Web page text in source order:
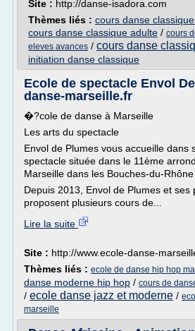
Site : http://danse-isadora.com
Thèmes liés : cours danse
cours danse classique adulte / cours
eleves avances / cours danse
initiation danse classique
Ecole de spectacle Envol
danse-marseille.fr
�?cole de danse à Marseille
Les arts du spectacle
Envol de Plumes vous accueille dans
spectacle située dans le 11ème
Marseille dans les Bouches-du-Rhône
Depuis 2013, Envol de Plumes et ses
proposent plusieurs cours de...
Lire la suite
Site : http://www.ecole-danse-
Thèmes liés : ecole de danse hip hop
danse moderne hip hop / cours de
/ ecole danse jazz et moderne /
marseille